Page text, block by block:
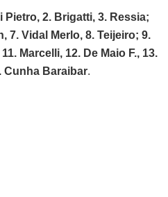
Pietro, 2. Brigatti, 3. Ressia;
7. Vidal Merlo, 8. Teijeiro; 9.
Marcelli, 12. De Maio F., 13.
Cunha Baraibar.